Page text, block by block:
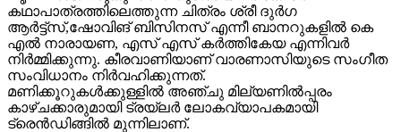
കഥാപാത്രത്തിലെത്തുന്ന ചിത്രം ശ്രീ ദുർഗ
ആർട്ട്സ്,ഷോവിങ് ബിസിനസ് എന്നീ ബാനറുകളിൽ കെ
എൽ നാരായണ, എസ് എസ് കർത്തികേയ എന്നിവർ
നിർമ്മിക്കുന്നു. കീരവാണിയാണ് വാരണാസിയുടെ സംഗീത
സംവിധാനം നിർവഹിക്കുന്നത്.
മണിക്കൂറുകൾക്കുള്ളിൽ അഞ്ചു മില്യണിൽപ്പരം
കാഴ്ചക്കാരുമായി ട്രയ്ലർ ലോകവ്യാപകമായി
ട്രെൻഡിങ്ങിൽ മുന്നിലാണ്.